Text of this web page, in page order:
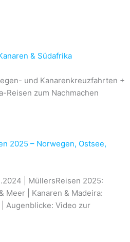
& Südafrika
und Kanarenkreuzfahrten +
Reisen zum Nachmachen
2025 – Norwegen, Ostsee,
| MüllersReisen 2025:
Meer | Kanaren & Madeira:
Augenblicke: Video zur